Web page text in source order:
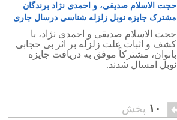
حجت الاسلام صدیقی، و احمدی نژاد برندگان
مشترک جایزه نوبل زلزله شناسی درسال جاری
حجت الاسلام صدیقی و احمدی نژاد، با
کشف و اثبات علت زلزله بر اثر بی حجابی
بانوان، مشترکاً موفق به دریافت جایزه
نوبل امسال شدند.
۱۰ پخش